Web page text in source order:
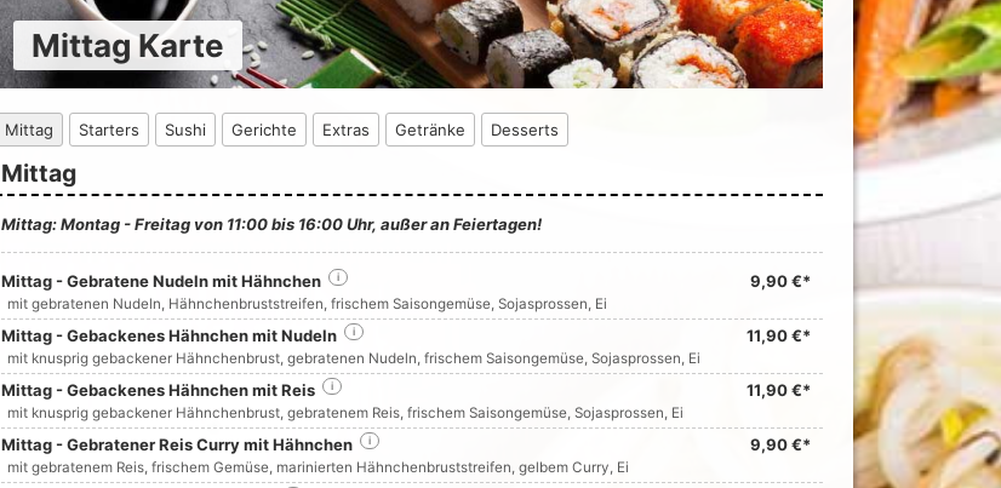
Mittag Karte
Mittag Starters Sushi Gerichte Extras Getränke Desserts
Mittag
Mittag: Montag - Freitag von 11:00 bis 16:00 Uhr, außer an Feiertagen!
Mittag - Gebratene Nudeln mit Hähnchen 9,90 €*
i
mit gebratenen Nudeln, Hähnchenbruststreifen, frischem Saisongemüse, Sojasprossen, Ei
Mittag - Gebackenes Hähnchen mit Nudeln 11,90 €*
i
mit knusprig gebackener Hähnchenbrust, gebratenen Nudeln, frischem Saisongemüse, Sojasprossen, Ei
Mittag - Gebackenes Hähnchen mit Reis 11,90 €*
i
mit knusprig gebackener Hähnchenbrust, gebratenem Reis, frischem Saisongemüse, Sojasprossen, Ei
Mittag - Gebratener Reis Curry mit Hähnchen 9,90 €*
i
mit gebratenem Reis, frischem Gemüse, marinierten Hähnchenbruststreifen, gelbem Curry, Ei